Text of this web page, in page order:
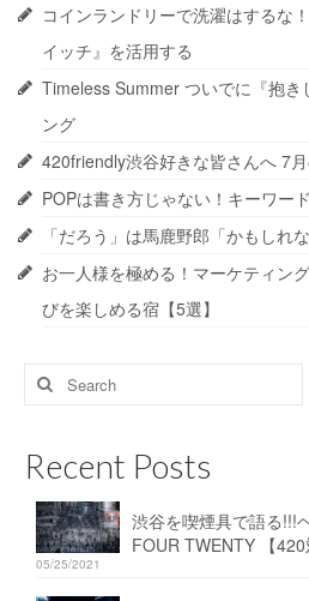
コインランドリーで洗濯はするな
イッチ』を活用する
Timeless Summer ついでに『抱き
ング
420friendly渋谷好きな皆さんへ 7
POPは書き方じゃない！キーワー
「だろう」は馬鹿野郎「かもしれ
お一人様を極める！マーケティン
びを楽しめる宿【5選】
Search
for:
Recent Posts
渋谷を喫煙具で語る!!!
FOUR TWENTY 【420
05/25/2021